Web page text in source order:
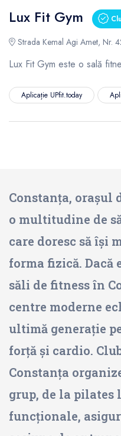
Lux Fit Gym
Strada Kemal Agi Amet, Nr.
Lux Fit Gym este o sală
Aplicație UPfit.today
Constanța, orașul
o multitudine de
care doresc să își
forma fizică. Dacă
săli de fitness în
centre moderne
ultimă generație
forță și cardio.
Constanța
grup, de la pilates
funcționale,